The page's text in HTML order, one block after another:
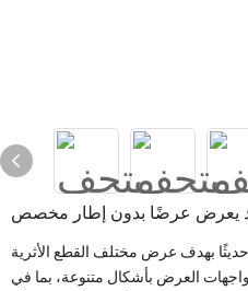
يعرض عرضًا بدون إطار مخصص
بهدف عرض مختلف القطع الأثرية
العرض بأشكال متنوعة، بما في